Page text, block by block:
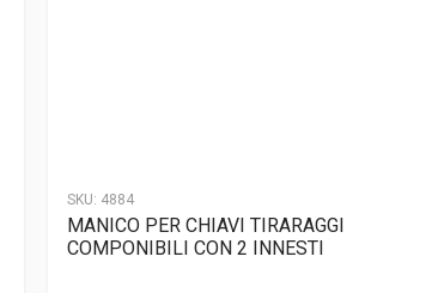
SKU: 4884
MANICO PER CHIAVI TIRARAGGI
COMPONIBILI CON 2 INNESTI